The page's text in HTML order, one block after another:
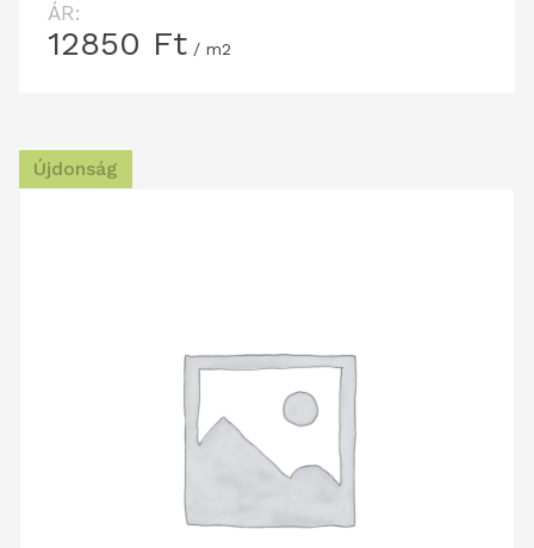
ÁR:
12850 Ft / m2
Újdonság